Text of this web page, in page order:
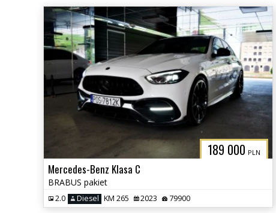
189 000 PLN
Mercedes-Benz Klasa C
BRABUS pakiet
2.0 Diesel KM 265 2023 79900